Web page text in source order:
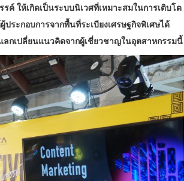
ให้เกิดเป็นระบบนิเวศที่เหมาะสมในการเติบโต
ระกอบการจากพื้นที่ระเบียงเศรษฐกิจพิเศษได้
กเปลี่ยนแนวคิดจากผู้เชี่ยวชาญในอุตสาหกรรมนี้